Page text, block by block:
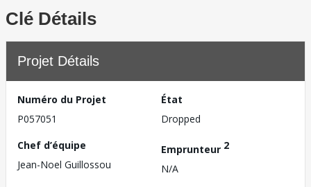
Clé Détails
Projet Détails
Numéro du Projet
P057051
État
Dropped
Chef d’équipe
Jean-Noel Guillossou
Emprunteur 2
N/A